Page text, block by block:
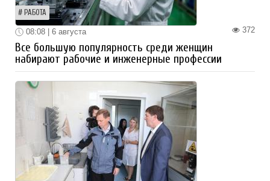
РАБОТА
372
08:08 | 6 августа
Все большую популярность среди женщин
набирают рабочие и инженерные профессии